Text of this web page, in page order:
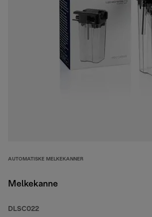
AUTOMATISKE MELKEKANNER
Melkekanne
DLSC022